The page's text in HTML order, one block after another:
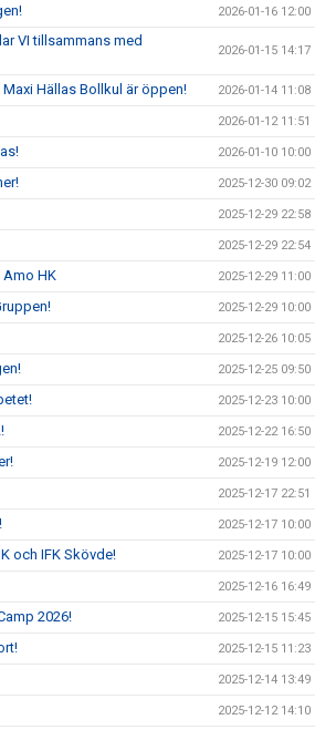
2026-01-16 12:00
VI tillsammans med
2026-01-15 14:17
Hällas Bollkul är öppen! 2026-01-14 11:08
2026-01-12 11:51
2026-01-10 10:00
2025-12-30 09:02
2025-12-29 22:58
2025-12-29 22:54
HK 2025-12-29 11:00
2025-12-29 10:00
2025-12-26 10:05
2025-12-25 09:50
2025-12-23 10:00
2025-12-22 16:50
2025-12-19 12:00
2025-12-17 22:51
2025-12-17 10:00
och IFK Skövde! 2025-12-17 10:00
2025-12-16 16:49
2026! 2025-12-15 15:45
2025-12-15 11:23
2025-12-14 13:49
2025-12-12 14:10